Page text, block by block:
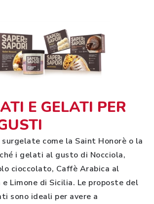
E GELATI PER
come la Saint Honorè o la
i gelati al gusto di Nocciola,
cioccolato, Caffè Arabica al
Limone di Sicilia. Le proposte del
sono ideali per avere a